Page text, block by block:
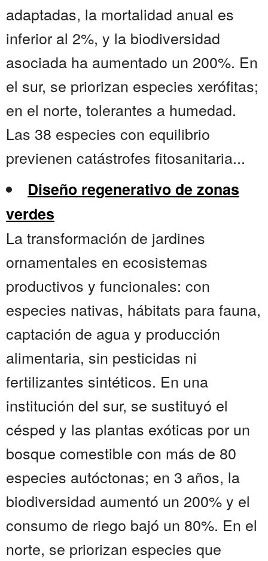
adaptadas, la mortalidad anual es
inferior al 2%, y la biodiversidad
asociada ha aumentado un 200%. En
el sur, se priorizan especies xerófitas;
en el norte, tolerantes a humedad.
Las 38 especies con equilibrio
previenen catástrofes fitosanitaria...
Diseño regenerativo de zonas
verdes
La transformación de jardines
ornamentales en ecosistemas
productivos y funcionales: con
especies nativas, hábitats para fauna,
captación de agua y producción
alimentaria, sin pesticidas ni
fertilizantes sintéticos. En una
institución del sur, se sustituyó el
césped y las plantas exóticas por un
bosque comestible con más de 80
especies autóctonas; en 3 años, la
biodiversidad aumentó un 200% y el
consumo de riego bajó un 80%. En el
norte, se priorizan especies que